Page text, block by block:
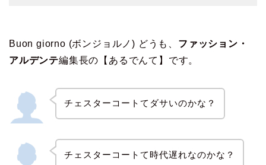
Buon giorno (ボンジョルノ) どうも、 ファッション・
アルデンテ編集長の【あるでんて】です。
チェスターコートてダサいのかな？
チェスターコートて時代遅れなのかな？